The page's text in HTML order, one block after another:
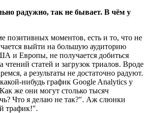
радужно, так не бывает. В чём у
позитивных моментов, есть и то, что не
выйти на большую аудиторию
и Европы, не получается добиться
чтений статей и загрузок триалов. Вроде
а результаты не достаточно радуют.
нибудь график Google Analytics у
же они могут столько тысяч
Что я делаю не так?". Аж слюнки
трафик!".